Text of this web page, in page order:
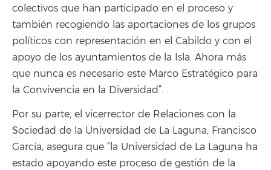
colectivos que han participado en el proceso y
también recogiendo las aportaciones de los grupos
políticos con representación en el Cabildo y con el
apoyo de los ayuntamientos de la Isla. Ahora más
que nunca es necesario este Marco Estratégico para
la Convivencia en la Diversidad”.
Por su parte, el vicerrector de Relaciones con la
Sociedad de la Universidad de La Laguna, Francisco
García, asegura que “la Universidad de La Laguna ha
estado apoyando este proceso de gestión de la